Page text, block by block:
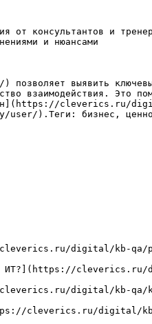
от консультантов и
и нюансами
выявить ключевые
Это
cleverics.ru/
).Теги: бизнес,
cleverics.ru/digital/kb-qa/
ИТ?](https://
cleverics.ru/digital/kb-
cleverics.ru/